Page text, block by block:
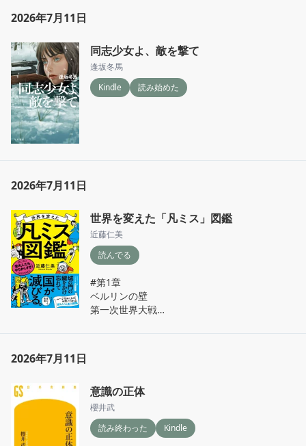
2026年7月11日
同志少女よ、敵を撃て
逢坂冬馬
Kindle
読み始めた
2026年7月11日
世界を変えた「凡ミス」図鑑
近藤仁美
読んでる
#第1章
ベルリンの壁
第一次世界大戦
織田信長
2026年7月11日
意識の正体
櫻井武
読み終わった
Kindle